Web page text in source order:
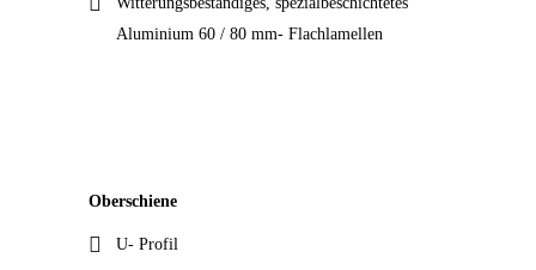
Aluminium 60 / 80 mm- Flachlamellen
Oberschiene
U- Profil